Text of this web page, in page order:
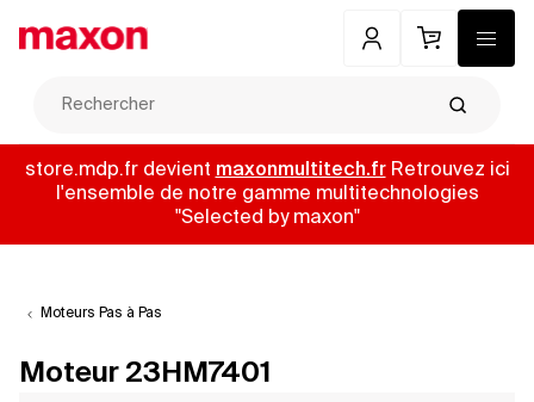
Mon compte
Panier
store.mdp.fr devient maxonmultitech.frRetrouvez ici
l'ensemble de notre gamme multitechnologies
"Selected by maxon"
Moteurs Pas à Pas
Moteur 23HM7401